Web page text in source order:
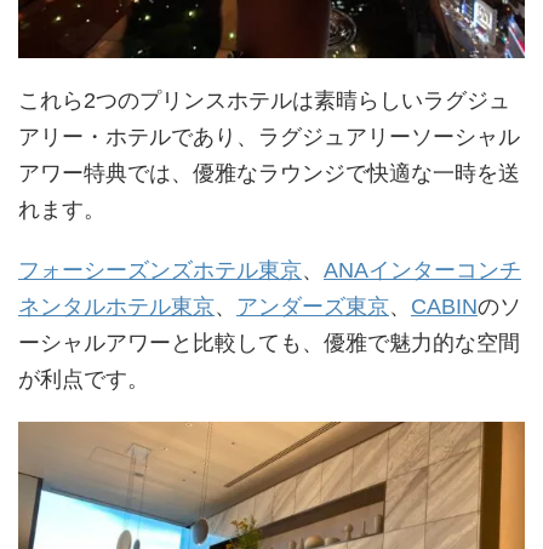
これら2つのプリンスホテルは素晴らしいラグジュ
アリー・ホテルであり、ラグジュアリーソーシャル
アワー特典では、優雅なラウンジで快適な一時を送
れます。
フォーシーズンズホテル東京、 ANAインターコンチ
ネンタルホテル東京、 アンダーズ東京、 CABINのソ
ーシャルアワーと比較しても、優雅で魅力的な空間
が利点です。